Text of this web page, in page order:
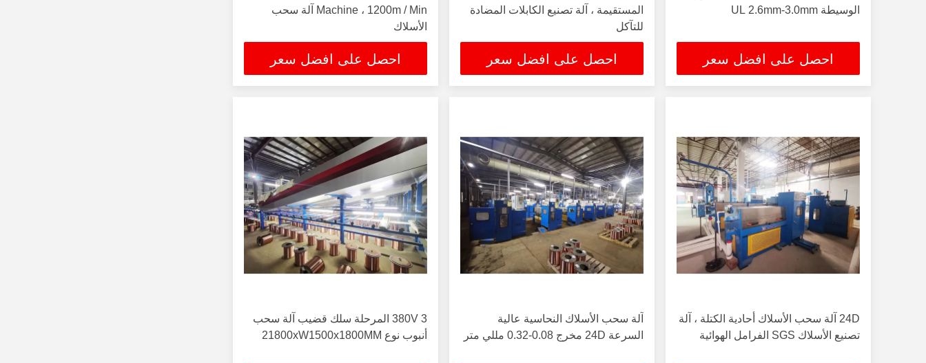
الوسيطة UL 2.6mm-3.0mm
احصل على افضل سعر
المستقيمة ، آلة تصنيع الكابلات المضادة
للتآكل
احصل على افضل سعر
Machine ، 1200m / Min آلة سحب
الأسلاك
احصل على افضل سعر
24D آلة سحب الأسلاك أحادية الكتلة ، آلة
تصنيع الأسلاك SGS الفرامل الهوائية
آلة سحب الأسلاك النحاسية عالية
السرعة 24D مخرج 0.08-0.32 مللي متر
380V 3 المرحلة سلك قضيب آلة سحب
أنبوب نوع 21800xW1500x1800MM